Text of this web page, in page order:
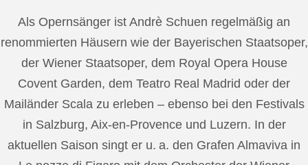
Als Opernsänger ist Andrè Schuen regelmäßig an
renommierten Häusern wie der Bayerischen Staatsoper,
der Wiener Staatsoper, dem Royal Opera House
Covent Garden, dem Teatro Real Madrid oder der
Mailänder Scala zu erleben – ebenso bei den Festivals
in Salzburg, Aix-en-Provence und Luzern. In der
aktuellen Saison singt er u. a. den Grafen Almaviva in